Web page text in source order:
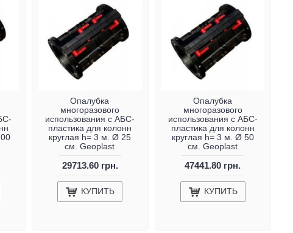
Опалубка
многоразового
использования с АБС-
пластика для колонн
круглая h= 3 м. Ø 25
см. Geoplast
29713.60 грн.
КУПИТЬ
Опалубка
многоразового
использования с АБС-
пластика для колонн
круглая h= 3 м. Ø 50
см. Geoplast
47441.80 грн.
КУПИТЬ